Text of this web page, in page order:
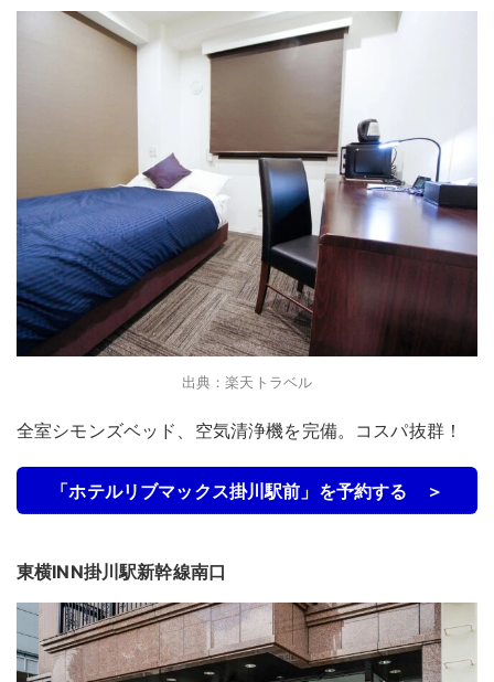
出典：楽天トラベル
全室シモンズベッド、空気清浄機を完備。コスパ抜群！
「ホテルリブマックス掛川駅前」を予約する ＞
東横INN掛川駅新幹線南口